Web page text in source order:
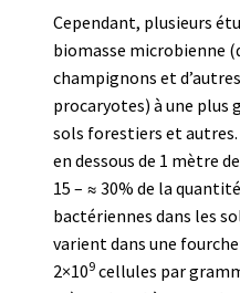
Cependant, plusieurs
biomasse microbienne
champignons et
procaryotes) à une plus
sols forestiers et
en dessous de 1 mètre
15 – ≈ 30% de la
bactériennes dans les
varient dans une
2×109 cellules par